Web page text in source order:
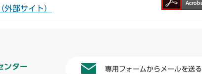
部サイト）
ンター 専用フォームからメールを送る